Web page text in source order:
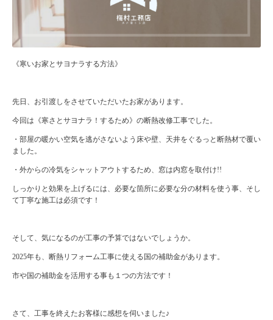
《寒いお家とサヨナラする方法》
先日、お引渡しをさせていただいたお家があります。
今回は《寒さとサヨナラ！するため》の断熱改修工事でした。
・部屋の暖かい空気を逃がさないよう床や壁、天井をぐるっと断熱材で覆い
ました。
・外からの冷気をシャットアウトするため、窓は内窓を取付け!!
しっかりと効果を上げるには、必要な箇所に必要な分の材料を使う事、そし
て丁寧な施工は必須です！
そして、気になるのが工事の予算ではないでしょうか。
2025年も、断熱リフォーム工事に使える国の補助金があります。
市や国の補助金を活用する事も１つの方法です！
さて、工事を終えたお客様に感想を伺いました♪